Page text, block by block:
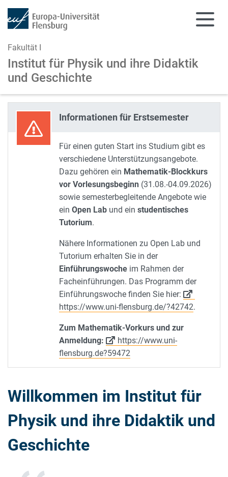
Zum Hauptinhalt springen
Zur Navigation springen
Fakultät I
Institut für Physik und ihre Didaktik
und Geschichte
Informationen für Erstsemester
Für einen guten Start ins Studium gibt es
verschiedene Unterstützungsangebote.
Dazu gehören ein Mathematik-Blockkurs
vor Vorlesungsbeginn (31.08.-04.09.2026)
sowie semesterbegleitende Angebote wie
ein Open Lab und ein studentisches
Tutorium.
Nähere Informationen zu Open Lab und
Tutorium erhalten Sie in der
Einführungswoche im Rahmen der
Facheinführungen. Das Programm der
Einführungswoche finden Sie hier:
https://www.uni-flensburg.de/?42742.
Zum Mathematik-Vorkurs und zur
Anmeldung:
https://www.uni-
flensburg.de?59472
Willkommen im Institut für
Physik und ihre Didaktik und
Geschichte